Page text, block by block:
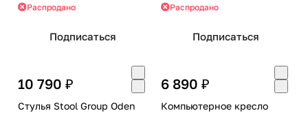
Распродано
Подписаться
Распродано
Подписаться
10 790 ₽
Стулья Stool Group Oden
6 890 ₽
Компьютерное кресло